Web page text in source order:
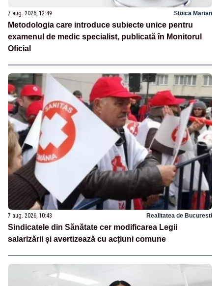
7 aug. 2026, 12:49 Stoica Marian
Metodologia care introduce subiecte unice pentru
examenul de medic specialist, publicată în Monitorul
Oficial
7 aug. 2026, 10:43 Realitatea de Bucuresti
Sindicatele din Sănătate cer modificarea Legii
salarizării și avertizează cu acțiuni comune